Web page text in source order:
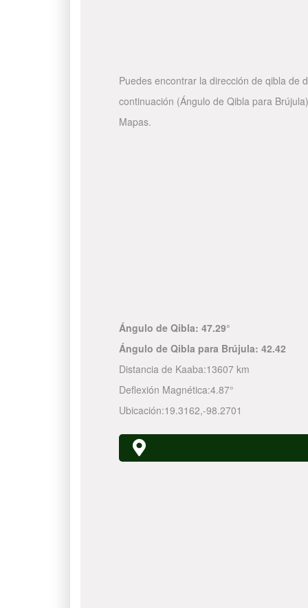
Puedes encontrar la dirección de qibla de
continuación (Ángulo de Qibla para
Mapas.
Ángulo de Qibla: 47.29°
Ángulo de Qibla para Brújula: 42.42
Distancia de Kaaba:13607 km
Deflexión Magnética:4.87°
Ubicación:19.3162,-98.2701